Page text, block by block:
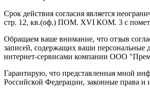
Срок действия согласия является
стр. 12, кв.(оф.) ПОМ. XVI КОМ. 3 с
Обращаем ваше внимание, что отзыв
записей, содержащих ваши
интернет-сервисами компании ООО
Гарантирую, что представленная мной
Российской Федерации, законные права